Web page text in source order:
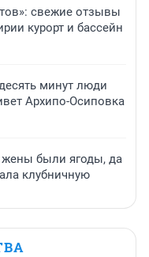
свежие отзывы
курорт и бассейн
минут люди
Архипо-Осиповка
жены были ягоды, да
клубничную